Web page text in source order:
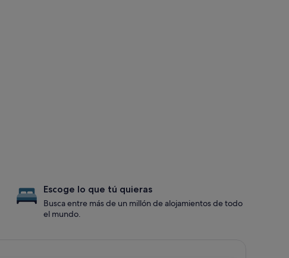
Escoge lo que tú quieras
Busca entre más de un millón de alojamientos de todo
el mundo.